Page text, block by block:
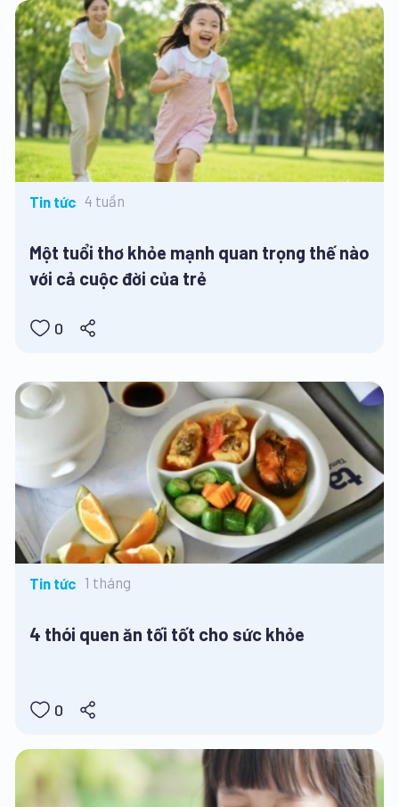
Tin tức 4 tuần
Một tuổi thơ khỏe mạnh quan trọng thế nào
với cả cuộc đời của trẻ
0
Tin tức 1 tháng
4 thói quen ăn tối tốt cho sức khỏe
0